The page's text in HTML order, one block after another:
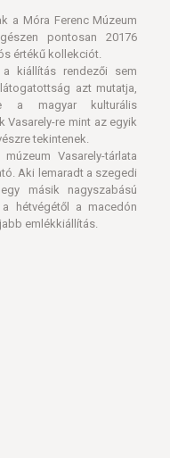
a Móra Ferenc Múzeum
pontosan 20176
értékű kollekciót.
kiállítás rendezői sem
azt mutatja,
a magyar kulturális
Vasarely-re mint az egyik
tekintenek.
Vasarely-tárlata
Aki lemaradt a szegedi
másik nagyszabású
a hétvégétől a macedón
emlékkiállítás.